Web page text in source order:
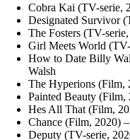
Cobra Kai (TV-serie,
Designated Survivor
The Fosters (TV-
Girl Meets World
How to Date Billy
Walsh
The Hyperions (Film,
Painted Beauty (Film,
Hes All That (Film,
Chance (Film, 2020)
Deputy (TV-serie,